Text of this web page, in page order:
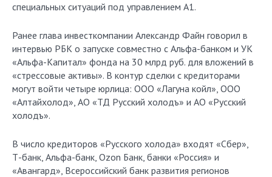
специальных ситуаций под управлением А1.
Ранее глава инвесткомпании Александр Файн говорил в
интервью РБК о запуске совместно с Альфа-банком и УК
«Альфа-Капитал» фонда на 30 млрд руб. для вложений в
«стрессовые активы». В контур сделки с кредиторами
могут войти четыре юрлица: ООО «Лагуна койл», ООО
«Алтайхолод», АО «ТД Русский холодъ» и АО «Русский
холодъ».
В число кредиторов «Русского холода» входят «Сбер»,
Т-банк, Альфа-банк, Ozon Банк, банки «Россия» и
«Авангард», Всероссийский банк развития регионов